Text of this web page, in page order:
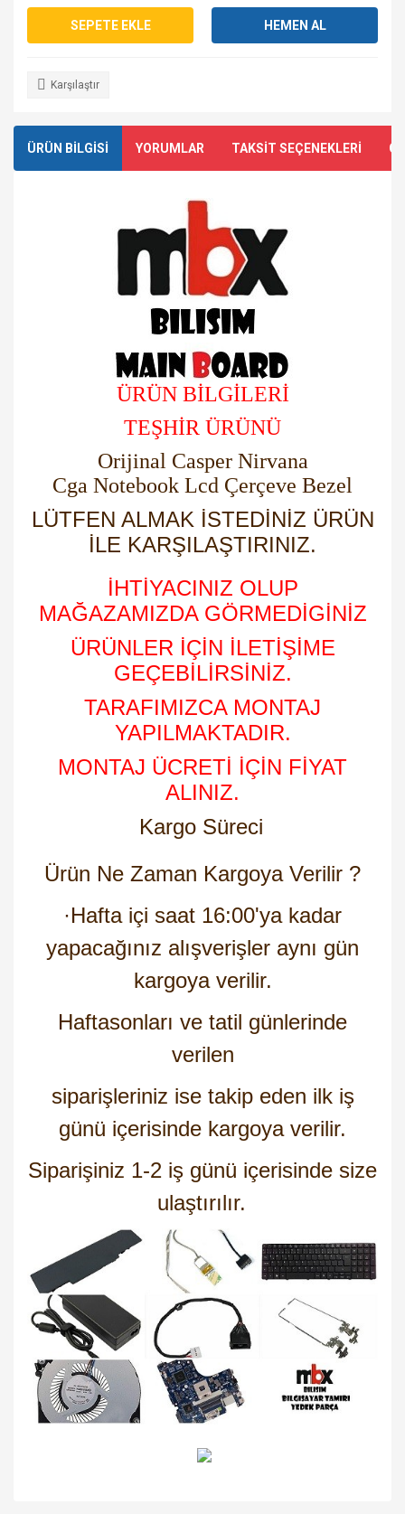
SEPETE EKLE HEMEN AL
Karşılaştır
ÜRÜN BİLGİSİ YORUMLAR TAKSİT SEÇENEKLERİ
ÜRÜN BİLGİLERİ
TEŞHİR ÜRÜNÜ
Orijinal Casper Nirvana
Cga Notebook Lcd Çerçeve Bezel
LÜTFEN ALMAK İSTEDİNİZ ÜRÜN
İLE KARŞILAŞTIRINIZ.
İHTİYACINIZ OLUP
MAĞAZAMIZDA GÖRMEDİGİNİZ
ÜRÜNLER İÇİN İLETİŞİME
GEÇEBİLİRSİNİZ.
TARAFIMIZCA MONTAJ
YAPILMAKTADIR.
MONTAJ ÜCRETİ İÇİN FİYAT
ALINIZ.
Kargo Süreci
Ürün Ne Zaman Kargoya Verilir ?
·Hafta içi saat 16:00'ya kadar
yapacağınız alışverişler aynı gün
kargoya verilir.
Haftasonları ve tatil günlerinde
verilen
siparişleriniz ise takip eden ilk iş
günü içerisinde kargoya verilir.
Siparişiniz 1-2 iş günü içerisinde size
ulaştırılır.